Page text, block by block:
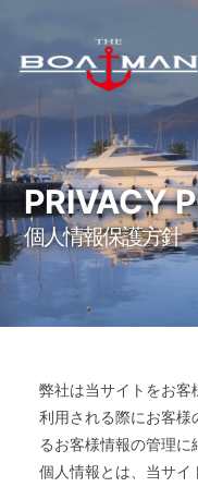
ボートで遊ぶ
ボートを買う
ボートを売る
ボートパーツ販売
お役立ち情報
メディア＆SNS
PRIVACY
個人情報保護方針
弊社は当サイトをお客
利用される際にお客様
るお客様情報の管理に
個人情報とは、当サイ